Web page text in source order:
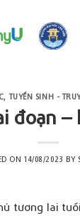
,TUYỂN SINH -
đoạn
ON14/08/2023 BY
tương lai